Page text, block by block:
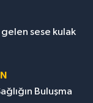
sese kulak
Buluşma